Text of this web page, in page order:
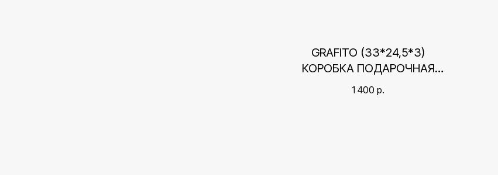
GRAFITO (33*24,5*3)
КОРОБКА ПОДАРОЧНАЯ
КРЫШКА-ДНО
1 400 р.